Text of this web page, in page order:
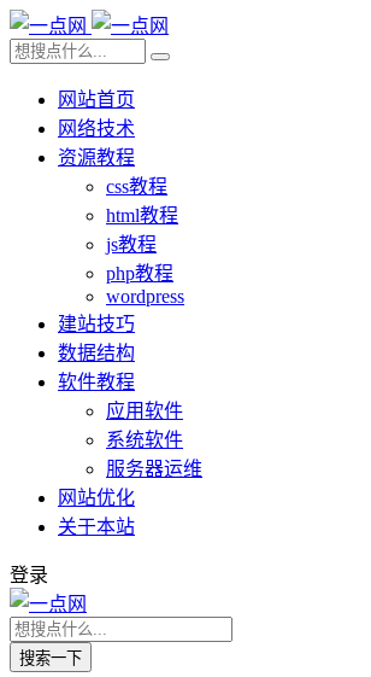
网站首页
网络技术
资源教程
css教程
html教程
js教程
php教程
wordpress
建站技巧
数据结构
软件教程
应用软件
系统软件
服务器运维
网站优化
关于本站
登录
搜索一下